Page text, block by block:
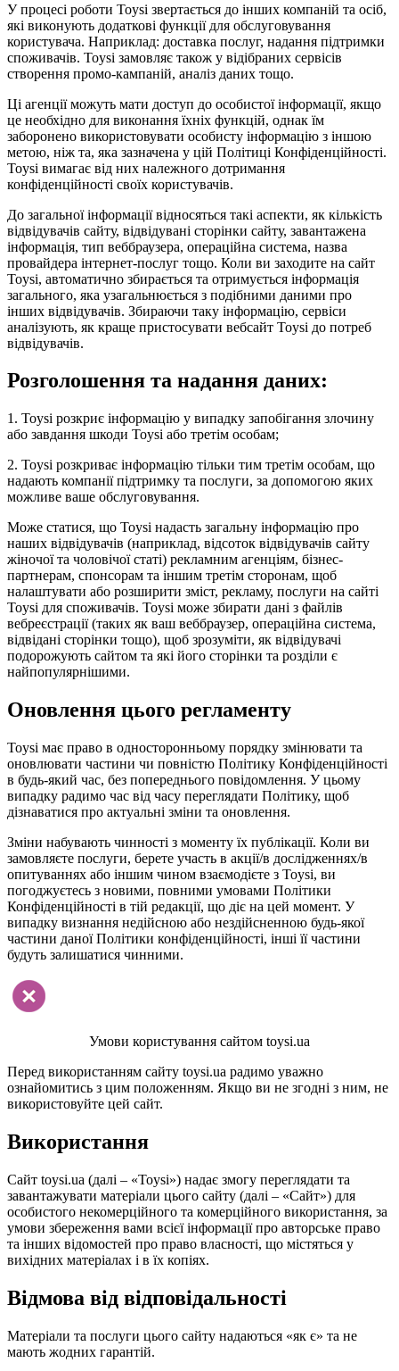
У процесі роботи Toysi звертається до інших компаній та осіб,
які виконують додаткові функції для обслуговування
користувача. Наприклад: доставка послуг, надання підтримки
споживачів. Toysi замовляє також у відібраних сервісів
створення промо-кампаній, аналіз даних тощо.
Ці агенції можуть мати доступ до особистої інформації, якщо
це необхідно для виконання їхніх функцій, однак їм
заборонено використовувати особисту інформацію з іншою
метою, ніж та, яка зазначена у цій Політиці Конфіденційності.
Toysi вимагає від них належного дотримання
конфіденційності своїх користувачів.
До загальної інформації відносяться такі аспекти, як кількість
відвідувачів сайту, відвідувані сторінки сайту, завантажена
інформація, тип веббраузера, операційна система, назва
провайдера інтернет-послуг тощо. Коли ви заходите на сайт
Toysi, автоматично збирається та отримується інформація
загального, яка узагальнюється з подібними даними про
інших відвідувачів. Збираючи таку інформацію, сервіси
аналізують, як краще пристосувати вебсайт Toysi до потреб
відвідувачів.
Розголошення та надання даних:
1. Toysi розкриє інформацію у випадку запобігання злочину
або завдання шкоди Toysi або третім особам;
2. Toysi розкриває інформацію тільки тим третім особам, що
надають компанії підтримку та послуги, за допомогою яких
можливе ваше обслуговування.
Може статися, що Toysi надасть загальну інформацію про
наших відвідувачів (наприклад, відсоток відвідувачів сайту
жіночої та чоловічої статі) рекламним агенціям, бізнес-
партнерам, спонсорам та іншим третім сторонам, щоб
налаштувати або розширити зміст, рекламу, послуги на сайті
Toysi для споживачів. Toysi може збирати дані з файлів
вебреєстрації (таких як ваш веббраузер, операційна система,
відвідані сторінки тощо), щоб зрозуміти, як відвідувачі
подорожують сайтом та які його сторінки та розділи є
найпопулярнішими.
Оновлення цього регламенту
Toysi має право в односторонньому порядку змінювати та
оновлювати частини чи повністю Політику Конфіденційності
в будь-який час, без попереднього повідомлення. У цьому
випадку радимо час від часу переглядати Політику, щоб
дізнаватися про актуальні зміни та оновлення.
Зміни набувають чинності з моменту їх публікації. Коли ви
замовляєте послуги, берете участь в акції/в дослідженнях/в
опитуваннях або іншим чином взаємодієте з Toysi, ви
погоджуєтесь з новими, повними умовами Політики
Конфіденційності в тій редакції, що діє на цей момент. У
випадку визнання недійсною або нездійсненною будь-якої
частини даної Політики конфіденційності, інші її частини
будуть залишатися чинними.
Умови користування сайтом toysi.ua
Перед використанням сайту toysi.ua радимо уважно
ознайомитись з цим положенням. Якщо ви не згодні з ним, не
використовуйте цей сайт.
Використання
Сайт toysi.ua (далі – «Toysi») надає змогу переглядати та
завантажувати матеріали цього сайту (далі – «Сайт») для
особистого некомерційного та комерційного використання, за
умови збереження вами всієї інформації про авторське право
та інших відомостей про право власності, що містяться у
вихідних матеріалах і в їх копіях.
Відмова від відповідальності
Матеріали та послуги цього сайту надаються «як є» та не
мають жодних гарантій.